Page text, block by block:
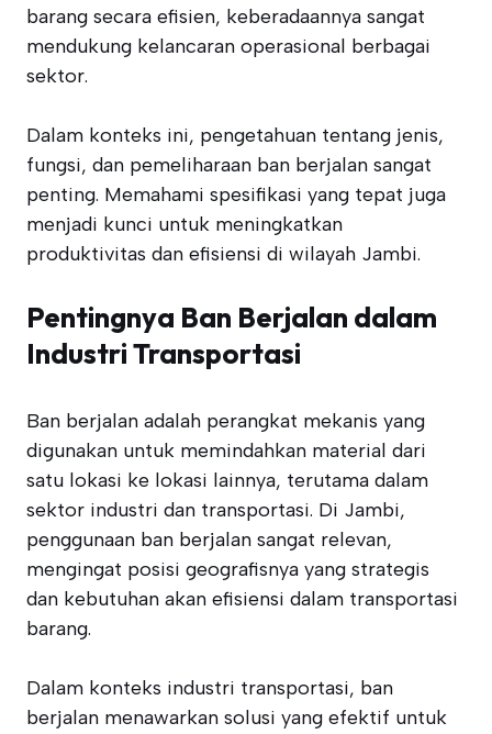
barang secara efisien, keberadaannya sangat
mendukung kelancaran operasional berbagai
sektor.
Dalam konteks ini, pengetahuan tentang jenis,
fungsi, dan pemeliharaan ban berjalan sangat
penting. Memahami spesifikasi yang tepat juga
menjadi kunci untuk meningkatkan
produktivitas dan efisiensi di wilayah Jambi.
Pentingnya Ban Berjalan dalam
Industri Transportasi
Ban berjalan adalah perangkat mekanis yang
digunakan untuk memindahkan material dari
satu lokasi ke lokasi lainnya, terutama dalam
sektor industri dan transportasi. Di Jambi,
penggunaan ban berjalan sangat relevan,
mengingat posisi geografisnya yang strategis
dan kebutuhan akan efisiensi dalam transportasi
barang.
Dalam konteks industri transportasi, ban
berjalan menawarkan solusi yang efektif untuk